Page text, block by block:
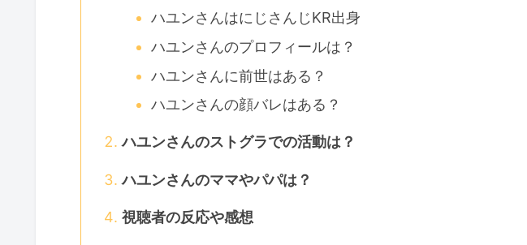
ハユンさんはにじさんじKR出身
ハユンさんのプロフィールは？
ハユンさんに前世はある？
ハユンさんの顔バレはある？
ハユンさんのストグラでの活動は？
ハユンさんのママやパパは？
視聴者の反応や感想